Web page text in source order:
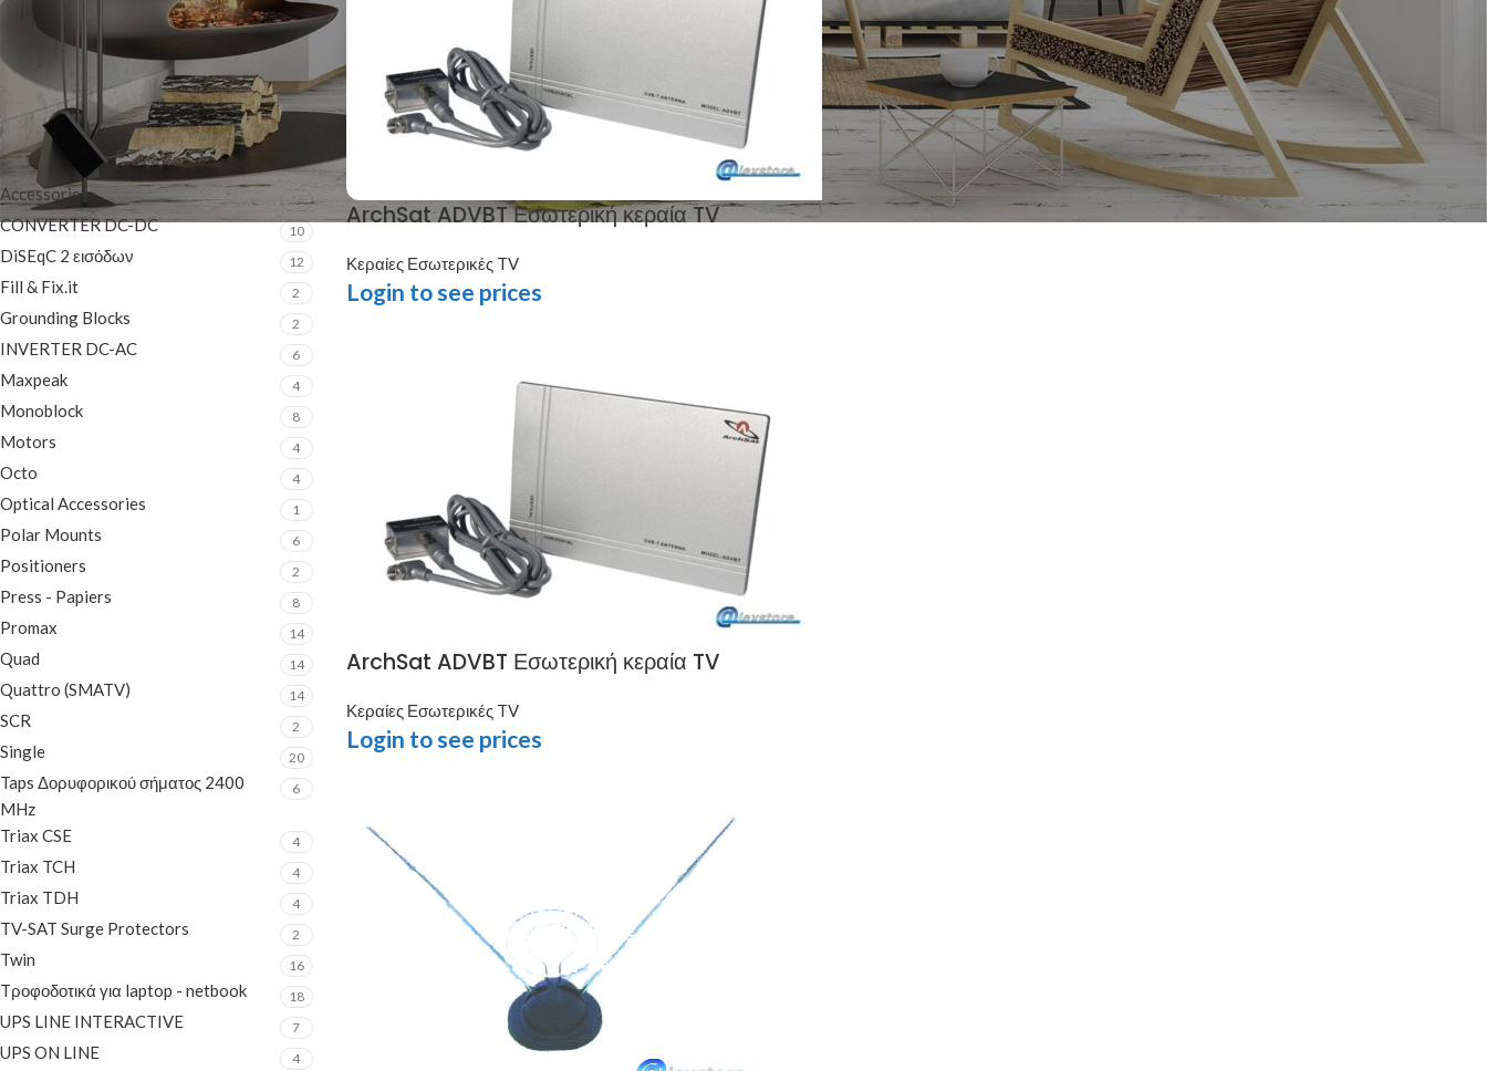
On sale
In stock
ΚΑΤΗΓΟΡΊΕΣ ΠΡΟΪΌΝΤΩΝ
Accessories 16
CONVERTER DC-DC 10
DiSEqC 2 εισόδων 12
Fill & Fix.it 2
Grounding Blocks 2
INVERTER DC-AC 6
Maxpeak 4
Monoblock 8
Motors 4
Octo 4
Optical Accessories 1
Polar Mounts 6
Positioners 2
Press - Papiers 8
Promax 14
Quad 14
Quattro (SMATV) 14
SCR 2
Single 20
Taps Δορυφορικού σήματος 2400
MHz
6
Triax CSE 4
Triax TCH 4
Triax TDH 4
TV-SAT Surge Protectors 2
Twin 16
Tροφοδοτικά για laptop - netbook 18
UPS LINE INTERACTIVE 7
UPS ON LINE 4
ArchSat ADVBT Εσωτερική κεραία TV
Κεραίες Εσωτερικές TV
Login to see prices
ArchSat ADVBT Εσωτερική κεραία TV
Κεραίες Εσωτερικές TV
Login to see prices